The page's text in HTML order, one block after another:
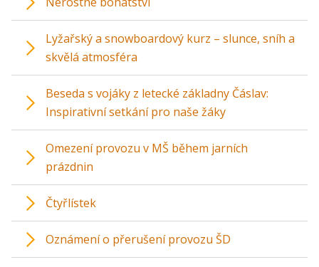
Lyžařský a snowboardový kurz – slunce, sníh a
skvělá atmosféra
Beseda s vojáky z letecké základny Čáslav:
Inspirativní setkání pro naše žáky
Omezení provozu v MŠ během jarních
prázdnin
Čtyřlístek
Oznámení o přerušení provozu ŠD